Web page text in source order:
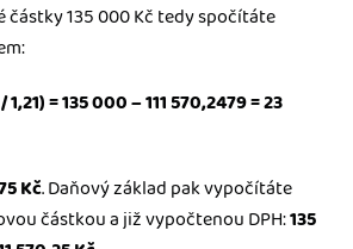
částky 135 000 Kč tedy spočítáte
= 135 000 – 111 570,2479 = 23
Kč. Daňový základ pak vypočítáte
částkou a již vypočtenou DPH:135